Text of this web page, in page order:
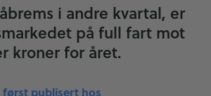
i andre kvartal, er
på full fart mot
kroner for året.
først publisert hos